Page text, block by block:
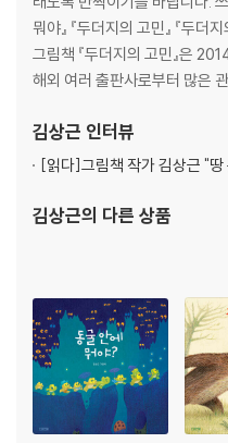
뭐야』 『두더지의 고민』 『두더
그림책 『두더지의 고민』은
해외 여러 출판사로부터 많은
김상근 인터뷰
[읽다]그림책 작가 김상근 "
김상근의 다른 상품